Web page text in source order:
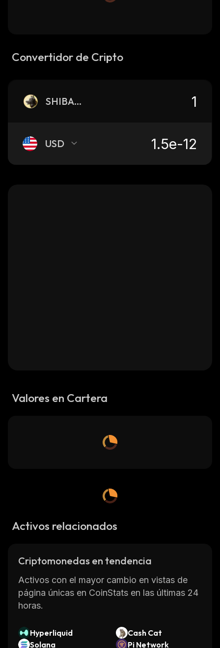
Convertidor de Cripto
SHIBAKEN
USD
Valores en Cartera
Activos relacionados
Criptomonedas en tendencia
Activos con el mayor cambio en vistas de
página únicas en CoinStats en las últimas 24
horas.
Hyperliquid
Cash Cat
Solana
Pi Network